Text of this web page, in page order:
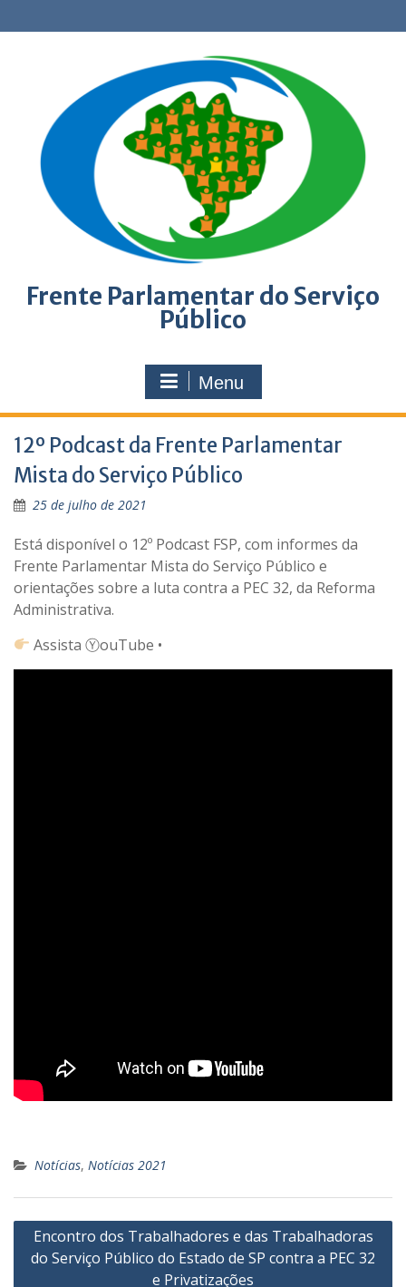
to
Frente Parlamentar do Serviço
Público
Menu
12º Podcast da Frente Parlamentar
Mista do Serviço Público
25 de julho de 2021
Está disponível o 12º Podcast FSP, com informes da
Frente Parlamentar Mista do Serviço Público e
orientações sobre a luta contra a PEC 32, da Reforma
Administrativa.
Assista ⓎouTube •
Notícias, Notícias 2021
Navegação
de
Encontro dos Trabalhadores e das Trabalhadoras
do Serviço Público do Estado de SP contra a PEC 32
e Privatizações